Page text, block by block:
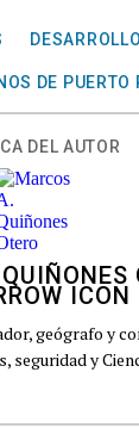
DE PUERTO
DEL AUTOR
geógrafo y
seguridad y